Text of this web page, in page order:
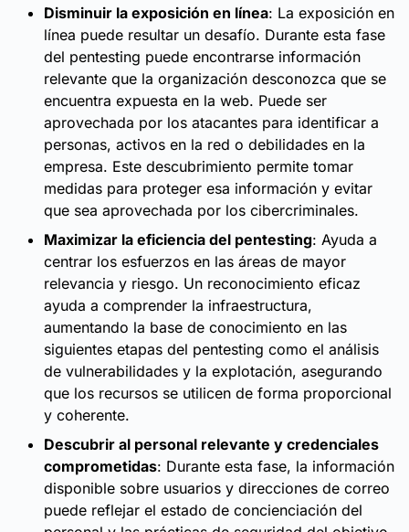
Disminuir la exposición en línea: La exposición en
línea puede resultar un desafío. Durante esta fase
del pentesting puede encontrarse información
relevante que la organización desconozca que se
encuentra expuesta en la web. Puede ser
aprovechada por los atacantes para identificar a
personas, activos en la red o debilidades en la
empresa. Este descubrimiento permite tomar
medidas para proteger esa información y evitar
que sea aprovechada por los cibercriminales.
Maximizar la eficiencia del pentesting: Ayuda a
centrar los esfuerzos en las áreas de mayor
relevancia y riesgo. Un reconocimiento eficaz
ayuda a comprender la infraestructura,
aumentando la base de conocimiento en las
siguientes etapas del pentesting como el análisis
de vulnerabilidades y la explotación, asegurando
que los recursos se utilicen de forma proporcional
y coherente.
Descubrir al personal relevante y credenciales
comprometidas: Durante esta fase, la información
disponible sobre usuarios y direcciones de correo
puede reflejar el estado de concienciación del